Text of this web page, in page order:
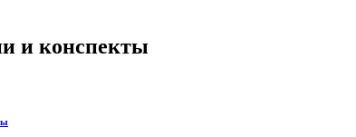
и конспекты